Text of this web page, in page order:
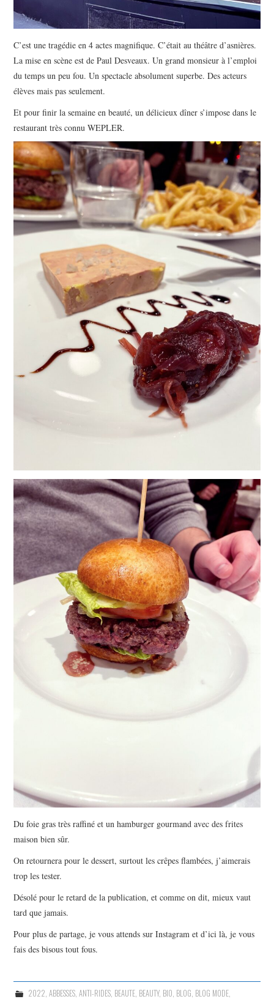
C’est une tragédie en 4 actes magnifique. C’était au théâtre d’asnières.
La mise en scène est de Paul Desveaux. Un grand monsieur à l’emploi
du temps un peu fou. Un spectacle absolument superbe. Des acteurs
élèves mais pas seulement.
Et pour finir la semaine en beauté, un délicieux dîner s’impose dans le
restaurant très connu WEPLER.
Du foie gras très raffiné et un hamburger gourmand avec des frites
maison bien sûr.
On retournera pour le dessert, surtout les crêpes flambées, j’aimerais
trop les tester.
Désolé pour le retard de la publication, et comme on dit, mieux vaut
tard que jamais.
Pour plus de partage, je vous attends sur Instagram et d’ici là, je vous
fais des bisous tout fous.
2022, ABBESSES, ANTI-RIDES, BEAUTE, BEAUTY, BIO, BLOG, BLOG MODE,